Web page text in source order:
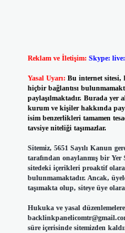
Reklam ve İletişim: Skype:
Yasal Uyarı: Bu internet sitesi,
hiçbir bağlantısı
paylaşılmaktadır. Burada yer
kurum ve kişiler hakkında
isim benzerlikleri tamamen
tavsiye niteliği taşımazlar.
Sitemiz, 5651 Sayılı Kanun
tarafından onaylanmış bir Yer
sitedeki içerikleri proaktif
bulunmamaktadır. Ancak,
taşımakta olup, siteye üye
Hukuka ve yasal
süre içerisinde sitemizden